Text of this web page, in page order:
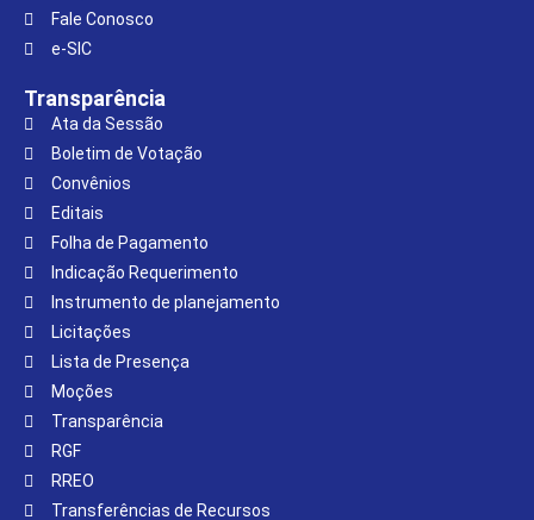
Fale Conosco
e-SIC
Transparência
Ata da Sessão
Boletim de Votação
Convênios
Editais
Folha de Pagamento
Indicação Requerimento
Instrumento de planejamento
Licitações
Lista de Presença
Moções
Transparência
RGF
RREO
Transferências de Recursos